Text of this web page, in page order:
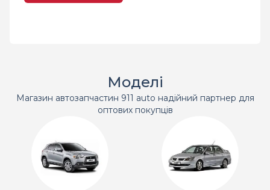
Моделі
Магазин автозапчастин 911 auto надійний партнер для
оптових покупців